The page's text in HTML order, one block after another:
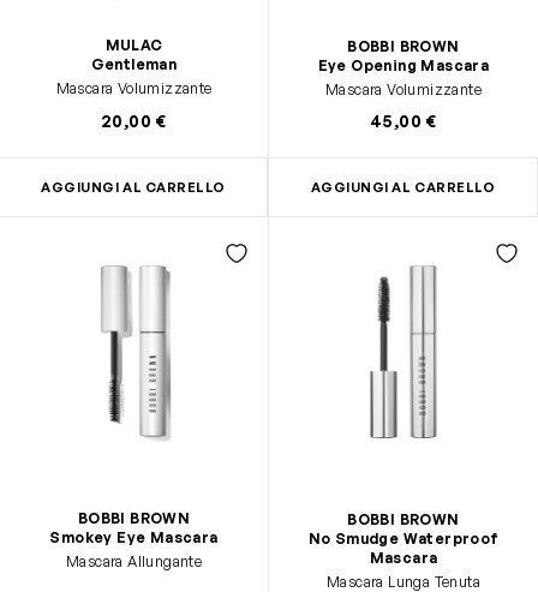
MULAC
Gentleman
Mascara Volumizzante
20,00 €
AGGIUNGI AL CARRELLO
BOBBI BROWN
Eye Opening Mascara
Mascara Volumizzante
45,00 €
AGGIUNGI AL CARRELLO
BOBBI BROWN
Smokey Eye Mascara
Mascara Allungante
BOBBI BROWN
No Smudge Waterproof
Mascara
Mascara Lunga Tenuta